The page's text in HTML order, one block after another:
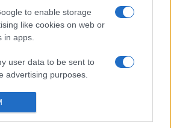
to enable storage
like cookies on web or
in apps.
user data to be sent to
advertising purposes.
to send me
legkülönbözőbb tartományaiba
világa találkozik össze benne.